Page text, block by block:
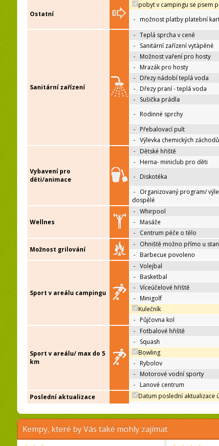
Ostatní
pobyt v campingu se psem
- možnost platby platební
Sanitární zařízení
- Teplá sprcha v ceně
- Sanitární zařízení vytápěné
- Možnost vaření pro hosty
- Mrazák pro hosty
- Dřezy nádobí teplá voda
- Dřezy praní - teplá voda
- Sušička prádla
- Rodinné sprchy
- Přebalovací pult
- Výlevka chemických záchodů
Vybavení pro
děti/animace
- Dětské hřiště
- Herna- miniclub pro děti
- Diskotéka
- Organizovaný program/
dospělé
Wellnes
- Whirpool
- Masáže
- Centrum péče o tělo
Možnost grilování
- Ohniště možno přímo u
- Barbecue povoleno
Sport v areálu campingu
- Volejbal
- Basketbal
- Víceúčelové hřiště
- Minigolf
Kulečník
- Půjčovna kol
Sport v areálu/ max do 5
km
- Fotbalové hřiště
- Squash
Bowling
- Rybolov
- Motorové vodní sporty
- Lanové centrum
Poslední aktualizace
Datum poslední aktualizace
Kempy, které by Vás také mohly zajímat